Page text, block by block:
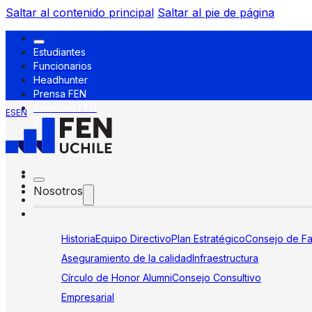
Saltar al contenido principal Saltar al pie de página
Estudiantes
Funcionarios
Headhunter
Prensa FEN
ESEN
Nosotros
HistoriaEquipo DirectivoPlan EstratégicoConsejo de
Aseguramiento de la calidadInfraestructura
Círculo de Honor AlumniConsejo Consultivo
Empresarial